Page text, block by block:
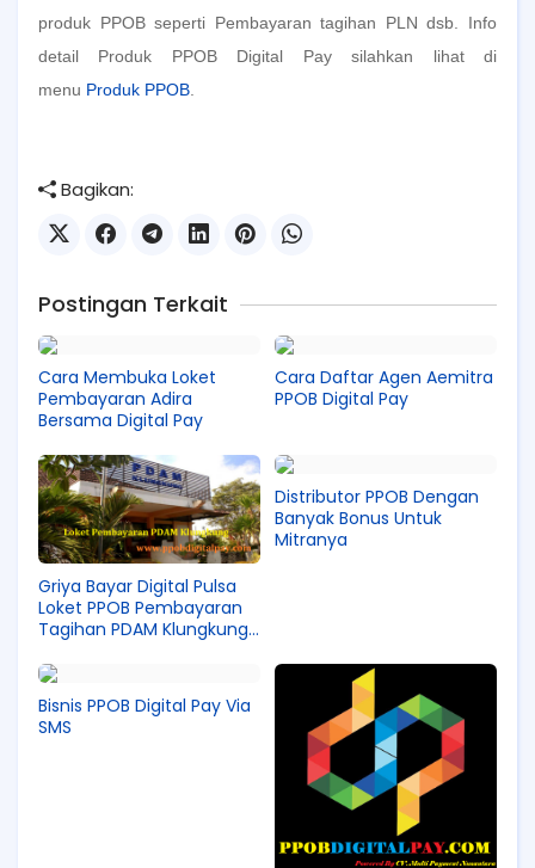
produk PPOB seperti Pembayaran tagihan PLN dsb. Info
detail Produk PPOB Digital Pay silahkan lihat di
menu Produk PPOB
Bagikan:
Postingan Terkait
Cara Membuka Loket
Pembayaran Adira
Bersama Digital Pay
Cara Daftar Agen Aemitra
PPOB Digital Pay
Griya Bayar Digital Pulsa
Loket PPOB Pembayaran
Tagihan PDAM Klungkung
Distributor PPOB Dengan
Banyak Bonus Untuk
Mitranya
Bisnis PPOB Digital Pay Via
SMS